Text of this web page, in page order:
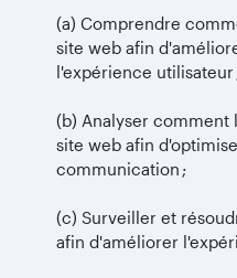
(a) Comprendre
site web afin
l'expérience utilisateur
(b) Analyser comment
site web afin
communication ;
(c) Surveiller et
afin d'améliorer